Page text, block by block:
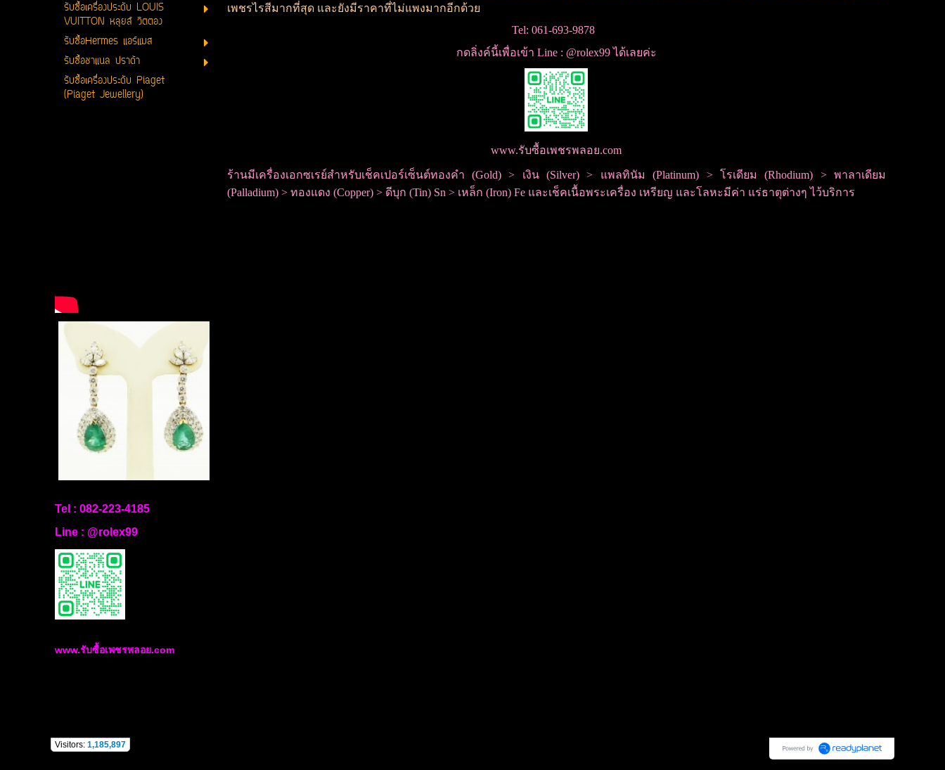
รับซื้อเครื่องประดับ LOUIS
VUITTON หลุยส์ วิตตอง
รับซื้อHermes แอร์แมส
รับซื้อชาแนล ปราด้า
รับซื้อเครื่องประดับ Piaget
(Piaget Jewellery)
เพชรไรสีมากที่สุด และยังมีราคาที่ไม่แพงมากอีกด้วย
Tel: 061-693-9878
กดลิ่งค์นี้เพื่อเข้า Line : @rolex99 ได้เลยค่ะ
www.รับซื้อเพชรพลอย.com
ร้านมีเครื่องเอกซเรย์สำหรับเช็คเปอร์เซ็นต์ทองคำ (Gold) > เงิน (Silver) > แพลทินัม (Platinum) > โรเดียม (Rhodium) > พาลาเดียม
(Palladium) > ทองแดง (Copper) > ดีบุก (Tin) Sn > เหล็ก (Iron) Fe และเช็คเนื้อพระเครื่อง เหรียญ และโลหะมีค่า แร่ธาตุต่างๆ ไว้บริการ
Tel : 082-223-4185
Line : @rolex99
www.รับซื้อเพชรพลอย.com
Visitors: 1,185,897